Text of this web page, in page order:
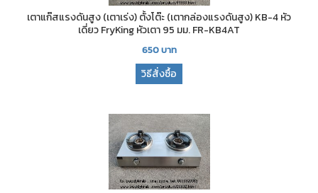
เตาแก๊สแรงดันสูง (เตาเร่ง) ตั้งโต๊ะ (เตากล่องแรงดันสูง) KB-4 หัว
เดี่ยว FryKing หัวเตา 95 มม. FR-KB4AT
650บาท
วิธีสั่งซื้อ